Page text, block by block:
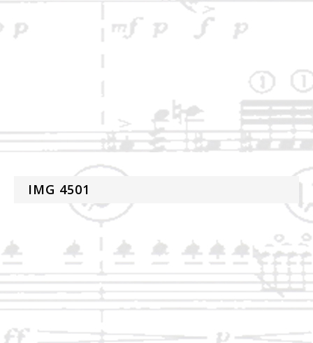
IMG 4501